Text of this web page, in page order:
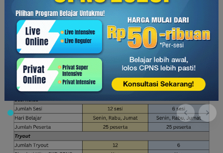
dan latihan soal.
Kedua program ini memiliki fitur yang sama, seperti simulasi
ujian SKD CPNS,unlimited akses video belajar, dan grup
diskusi persiapan tes.
Berikut adalah perbandingan antara kedua program: